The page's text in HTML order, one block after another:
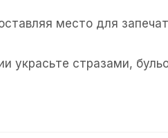
место для
украсьте стразами,